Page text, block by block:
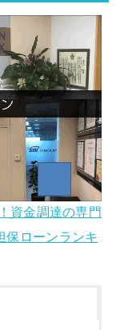
資金調達の専門
保ローンランキ